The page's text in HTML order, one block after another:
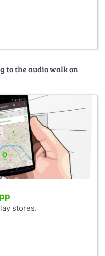
to the audio walk on
stores.